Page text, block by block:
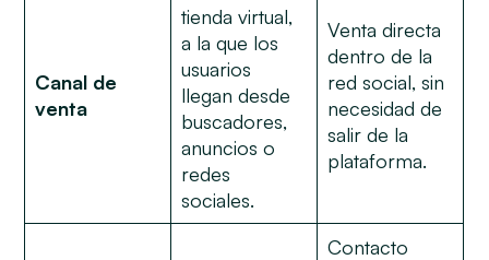
Canal de
venta
tienda virtual,
a la que los
usuarios
llegan desde
buscadores,
anuncios o
redes
sociales.
Venta directa
dentro de la
red social, sin
necesidad de
salir de la
plataforma.
Contacto